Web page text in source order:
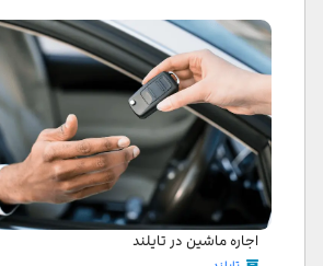
اجاره ماشین در تایلند